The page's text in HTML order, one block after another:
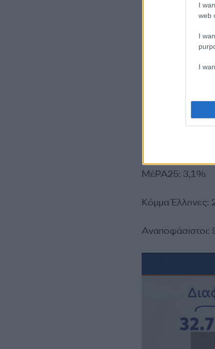
I
web
I
I
ΜέΡΑ25: 3,1%
Κόμμα Έλληνες:
Αναποφάσιστοι: